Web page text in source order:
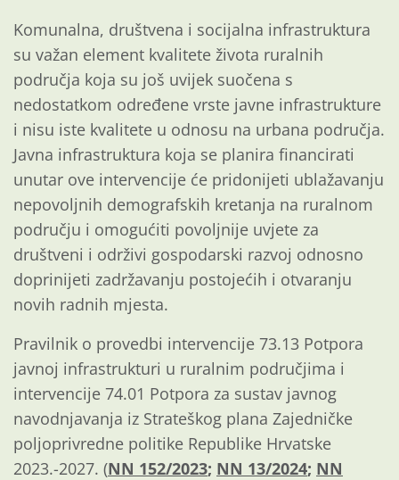
Komunalna, društvena i socijalna infrastruktura
su važan element kvalitete života ruralnih
područja koja su još uvijek suočena s
nedostatkom određene vrste javne infrastrukture
i nisu iste kvalitete u odnosu na urbana područja.
Javna infrastruktura koja se planira financirati
unutar ove intervencije će pridonijeti ublažavanju
nepovoljnih demografskih kretanja na ruralnom
području i omogućiti povoljnije uvjete za
društveni i održivi gospodarski razvoj odnosno
doprinijeti zadržavanju postojećih i otvaranju
novih radnih mjesta.
Pravilnik o provedbi intervencije 73.13 Potpora
javnoj infrastrukturi u ruralnim područjima i
intervencije 74.01 Potpora za sustav javnog
navodnjavanja iz Strateškog plana Zajedničke
poljoprivredne politike Republike Hrvatske
2023.-2027. (NN 152/2023; NN 13/2024; NN